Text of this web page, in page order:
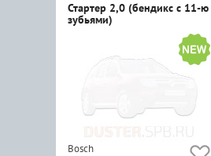
Стартер 2,0 (бендикс с 11-ю
зубьями)
Bosch